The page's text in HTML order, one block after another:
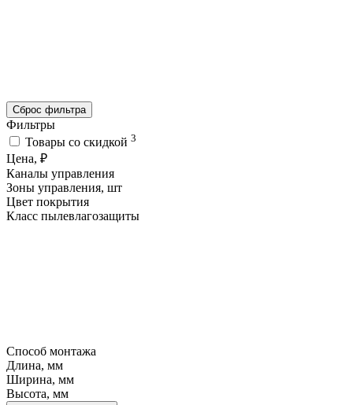
Сброс фильтра
Фильтры
Товары со скидкой 3
Цена, ₽
Каналы управления
Зоны управления, шт
Цвет покрытия
Класс пылевлагозащиты
Способ монтажа
Длина, мм
Ширина, мм
Высота, мм